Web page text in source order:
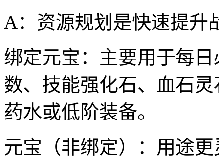
A：资源规划是快速提升
绑定元宝：主要用于每
数、技能强化石、血石
药水或低阶装备。
元宝（非绑定）：用途